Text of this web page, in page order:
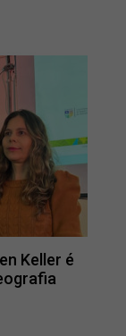
Keller é